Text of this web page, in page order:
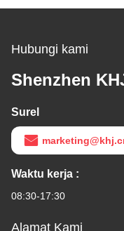
Hubungi kami
Shenzhen
Surel
Waktu kerja :
08:30-17:30
Alamat Kami